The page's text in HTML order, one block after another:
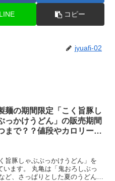
LINE コピー
jyuafi-02
麺の期間限定「こく旨豚し
っかけうどん」の販売期間
まで？？値段やカロリー・
旨豚しゃぶぶっかけうどん」を
います。 丸亀は「鬼おろしぶっ
、さっぱりとした夏のうどんメ